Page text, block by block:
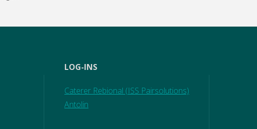
LOG-INS
Caterer Rebional (ISS Pairsolutions)
Antolin